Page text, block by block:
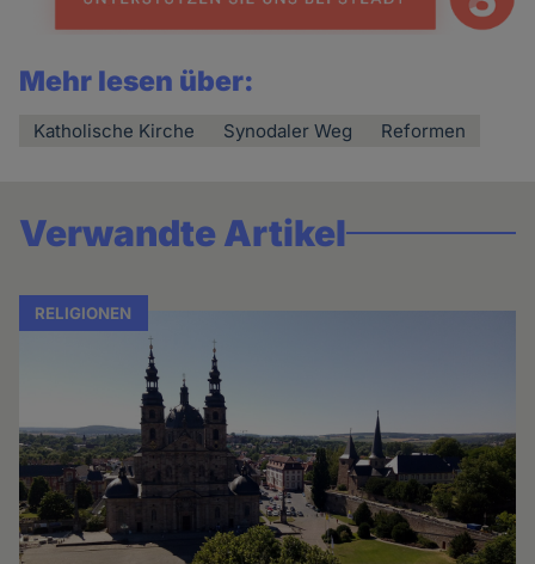
Mehr lesen über:
Katholische Kirche Synodaler Weg Reformen
Verwandte Artikel
RELIGIONEN